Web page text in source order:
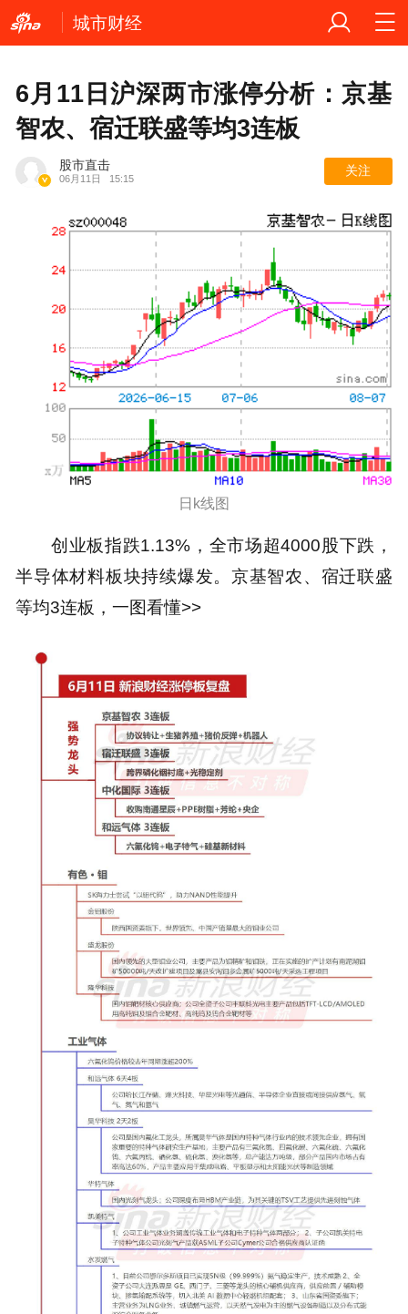
城市财经
6月11日沪深两市涨停分析：京基
智农、宿迁联盛等均3连板
股市直击
06月11日 15:15
关注
日k线图
创业板指跌1.13%，全市场超4000股下跌，
半导体材料板块持续爆发。京基智农、宿迁联盛
等均3连板，一图看懂>>